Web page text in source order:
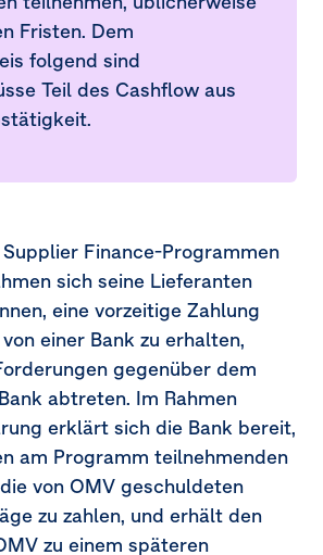
Fristen. Dem
folgend sind
Teil des Cashflow aus
Finance-Programmen
sich seine Lieferanten
eine vorzeitige Zahlung
einer Bank zu erhalten,
gegenüber dem
abtreten. Im Rahmen
erklärt sich die Bank bereit,
am Programm teilnehmenden
von OMV geschuldeten
zu zahlen, und erhält den
zu einem späteren